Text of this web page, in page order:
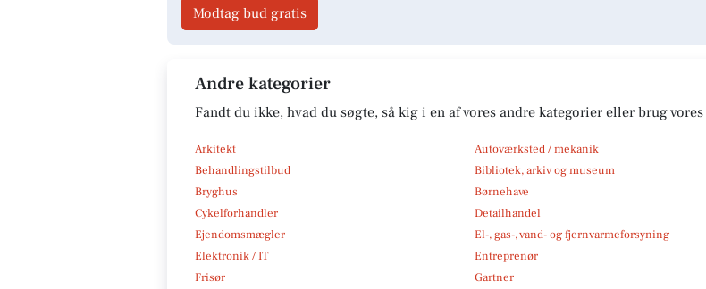
Modtag bud gratis
Andre kategorier
Fandt du ikke, hvad du søgte, så kig i en af vores andre kategorier eller brug vores
Arkitekt Autoværksted / mekanik
Behandlingstilbud
Bibliotek, arkiv og museum
Bryghus
Børnehave
Cykelforhandler
Detailhandel
Ejendomsmægler
El-, gas-, vand- og fjernvarmeforsyning
Elektronik / IT
Entreprenør
Frisør
Gartner